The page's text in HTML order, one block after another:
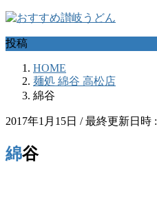
コ
テ
キ
プ
ナ
ゲ
に
動
投稿
HOME
麺処 綿谷 高松店
綿谷
2017年1月15日 / 最終更新日時 :
綿谷